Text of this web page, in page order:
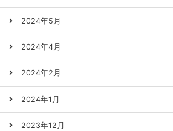
2024年5月
2024年4月
2024年2月
2024年1月
2023年12月